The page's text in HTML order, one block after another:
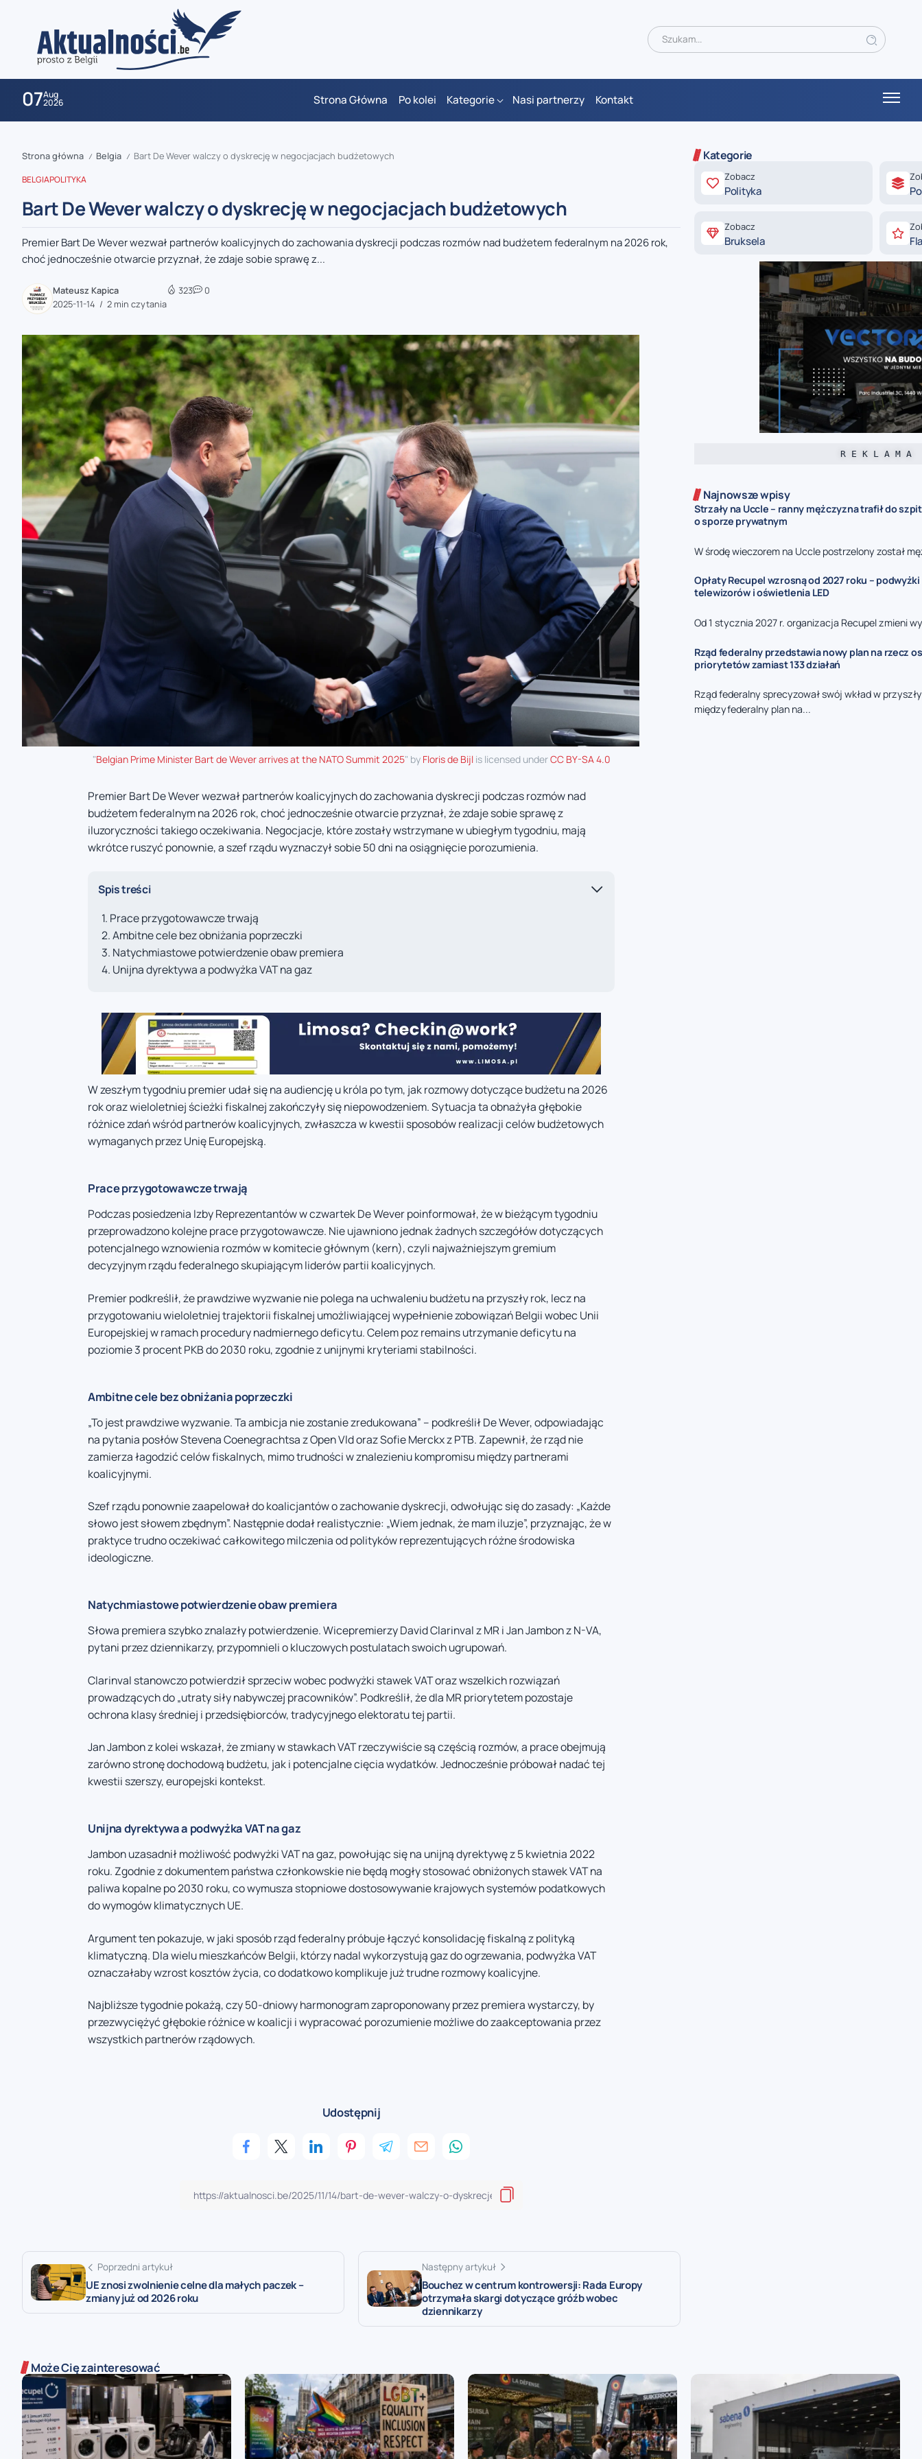
07Aug
2026 Strona Główna Po kolei Kategorie Nasi partnerzy Kontakt
zaobserwuj nas
zaobserwuj nas
zaobserwuj nas
zaobserwuj nas
zaobserwuj nas
Strona główna / Belgia / Bart De Wever walczy o dyskrecję w negocjacjach budżetowych
BELGIAPOLITYKA
Bart De Wever walczy o dyskrecję w negocjacjach budżetowych
Premier Bart De Wever wezwał partnerów koalicyjnych do zachowania dyskrecji podczas rozmów nad budżetem federalnym na 2026 rok,
choć jednocześnie otwarcie przyznał, że zdaje sobie sprawę z...
Mateusz Kapica
2025-11-14
2 min czytania
323 0
"Belgian Prime Minister Bart de Wever arrives at the NATO Summit 2025" by Floris de Bijlis licensed underCC BY-SA 4.0
Premier Bart De Wever wezwał partnerów koalicyjnych do zachowania dyskrecji podczas rozmów nad
budżetem federalnym na 2026 rok, choć jednocześnie otwarcie przyznał, że zdaje sobie sprawę z
iluzoryczności takiego oczekiwania. Negocjacje, które zostały wstrzymane w ubiegłym tygodniu, mają
wkrótce ruszyć ponownie, a szef rządu wyznaczył sobie 50 dni na osiągnięcie porozumienia.
Spis treści
Prace przygotowawcze trwają
Ambitne cele bez obniżania poprzeczki
Natychmiastowe potwierdzenie obaw premiera
Unijna dyrektywa a podwyżka VAT na gaz
W zeszłym tygodniu premier udał się na audiencję u króla po tym, jak rozmowy dotyczące budżetu na 2026
rok oraz wieloletniej ścieżki fiskalnej zakończyły się niepowodzeniem. Sytuacja ta obnażyła głębokie
różnice zdań wśród partnerów koalicyjnych, zwłaszcza w kwestii sposobów realizacji celów budżetowych
wymaganych przez Unię Europejską.
Prace przygotowawcze trwają
Podczas posiedzenia Izby Reprezentantów w czwartek De Wever poinformował, że w bieżącym tygodniu
przeprowadzono kolejne prace przygotowawcze. Nie ujawniono jednak żadnych szczegółów dotyczących
potencjalnego wznowienia rozmów w komitecie głównym (kern), czyli najważniejszym gremium
decyzyjnym rządu federalnego skupiającym liderów partii koalicyjnych.
Premier podkreślił, że prawdziwe wyzwanie nie polega na uchwaleniu budżetu na przyszły rok, lecz na
przygotowaniu wieloletniej trajektorii fiskalnej umożliwiającej wypełnienie zobowiązań Belgii wobec Unii
Europejskiej w ramach procedury nadmiernego deficytu. Celem poz remains utrzymanie deficytu na
poziomie 3 procent PKB do 2030 roku, zgodnie z unijnymi kryteriami stabilności.
Ambitne cele bez obniżania poprzeczki
„To jest prawdziwe wyzwanie. Ta ambicja nie zostanie zredukowana” – podkreślił De Wever, odpowiadając
na pytania posłów Stevena Coenegrachtsa z Open Vld oraz Sofie Merckx z PTB. Zapewnił, że rząd nie
zamierza łagodzić celów fiskalnych, mimo trudności w znalezieniu kompromisu między partnerami
koalicyjnymi.
Szef rządu ponownie zaapelował do koalicjantów o zachowanie dyskrecji, odwołując się do zasady: „Każde
słowo jest słowem zbędnym”. Następnie dodał realistycznie: „Wiem jednak, że mam iluzje”, przyznając, że w
praktyce trudno oczekiwać całkowitego milczenia od polityków reprezentujących różne środowiska
ideologiczne.
Natychmiastowe potwierdzenie obaw premiera
Słowa premiera szybko znalazły potwierdzenie. Wicepremierzy David Clarinval z MR i Jan Jambon z N-VA,
pytani przez dziennikarzy, przypomnieli o kluczowych postulatach swoich ugrupowań.
Clarinval stanowczo potwierdził sprzeciw wobec podwyżki stawek VAT oraz wszelkich rozwiązań
prowadzących do „utraty siły nabywczej pracowników”. Podkreślił, że dla MR priorytetem pozostaje
ochrona klasy średniej i przedsiębiorców, tradycyjnego elektoratu tej partii.
Jan Jambon z kolei wskazał, że zmiany w stawkach VAT rzeczywiście są częścią rozmów, a prace obejmują
zarówno stronę dochodową budżetu, jak i potencjalne cięcia wydatków. Jednocześnie próbował nadać tej
kwestii szerszy, europejski kontekst.
Unijna dyrektywa a podwyżka VAT na gaz
Jambon uzasadnił możliwość podwyżki VAT na gaz, powołując się na unijną dyrektywę z 5 kwietnia 2022
roku. Zgodnie z dokumentem państwa członkowskie nie będą mogły stosować obniżonych stawek VAT na
paliwa kopalne po 2030 roku, co wymusza stopniowe dostosowywanie krajowych systemów podatkowych
do wymogów klimatycznych UE.
Argument ten pokazuje, w jaki sposób rząd federalny próbuje łączyć konsolidację fiskalną z polityką
klimatyczną. Dla wielu mieszkańców Belgii, którzy nadal wykorzystują gaz do ogrzewania, podwyżka VAT
oznaczałaby wzrost kosztów życia, co dodatkowo komplikuje już trudne rozmowy koalicyjne.
Najbliższe tygodnie pokażą, czy 50-dniowy harmonogram zaproponowany przez premiera wystarczy, by
przezwyciężyć głębokie różnice w koalicji i wypracować porozumienie możliwe do zaakceptowania przez
wszystkich partnerów rządowych.
Udostępnij
Poprzedni artykuł
UE znosi zwolnienie celne dla małych paczek –
zmiany już od 2026 roku
Następny artykuł
Bouchez w centrum kontrowersji: Rada Europy
otrzymała skargi dotyczące gróźb wobec
dziennikarzy
Kategorie
Zobacz
Polityka
Zobacz
Bruksela
R E K L A M A
Najnowsze wpisy
Strzały na Uccle – ranny mężczyzna trafił do
o sporze prywatnym
W środę wieczorem na Uccle postrzelony został
Opłaty Recupel wzrosną od 2027 roku –
telewizorów i oświetlenia LED
Od 1 stycznia 2027 r. organizacja Recupel zmieni
Rząd federalny przedstawia nowy plan na rzecz
priorytetów zamiast 133 działań
Rząd federalny sprecyzował swój wkład w przyszły
międzyfederalny plan na...
Może Cię zainteresować